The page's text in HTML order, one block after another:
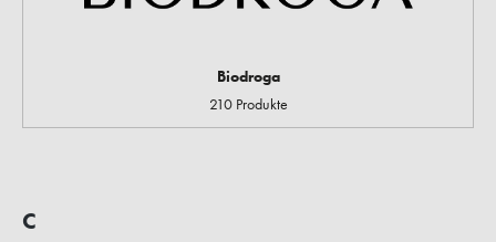
Biodroga
210 Produkte
C